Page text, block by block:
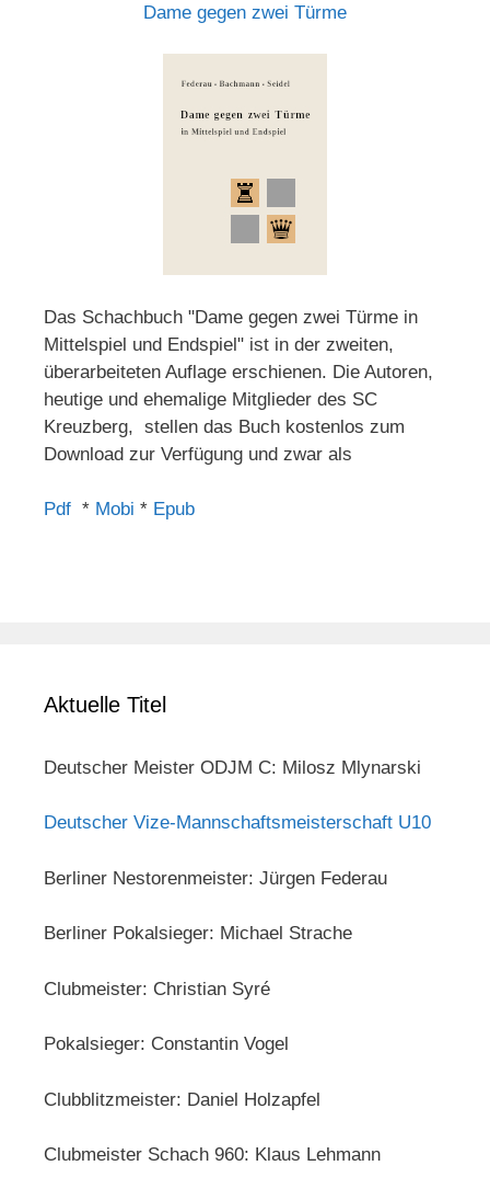
Dame gegen zwei Türme
Das Schachbuch "Dame gegen zwei Türme in
Mittelspiel und Endspiel" ist in der zweiten,
überarbeiteten Auflage erschienen. Die Autoren,
heutige und ehemalige Mitglieder des SC
Kreuzberg, stellen das Buch kostenlos zum
Download zur Verfügung und zwar als
Pdf * Mobi * Epub
Aktuelle Titel
Deutscher Meister ODJM C: Milosz Mlynarski
Deutscher Vize-Mannschaftsmeisterschaft U10
Berliner Nestorenmeister: Jürgen Federau
Berliner Pokalsieger: Michael Strache
Clubmeister: Christian Syré
Pokalsieger: Constantin Vogel
Clubblitzmeister: Daniel Holzapfel
Clubmeister Schach 960: Klaus Lehmann